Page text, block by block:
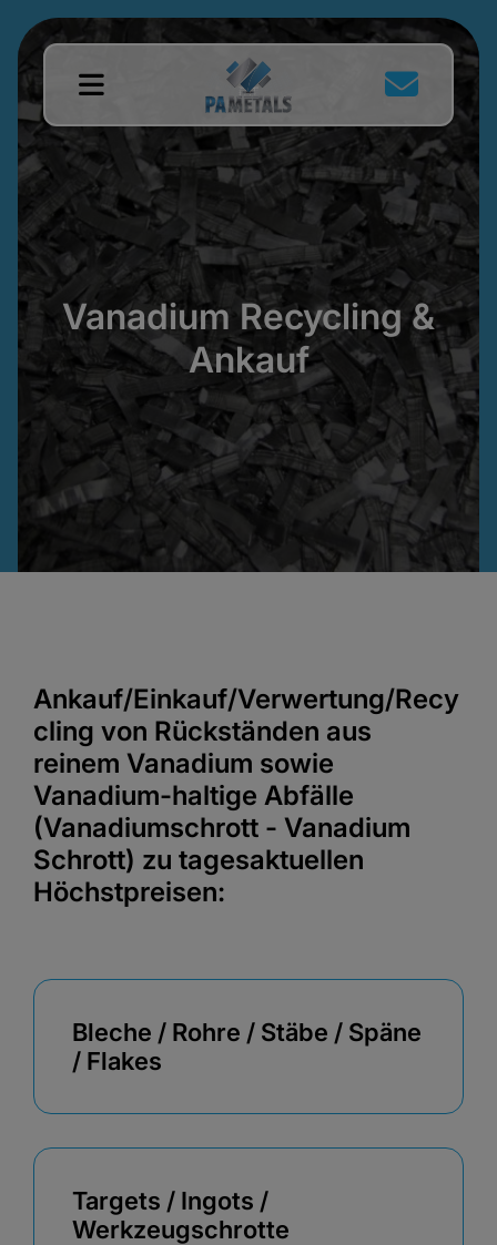
Vanadium Recycling &
Ankauf
Ankauf/Einkauf/Verwertung/Recy
cling von Rückständen aus
reinem Vanadium sowie
Vanadium-haltige Abfälle
(Vanadiumschrott - Vanadium
Schrott) zu tagesaktuellen
Höchstpreisen:
Bleche / Rohre / Stäbe / Späne
/ Flakes
Targets / Ingots /
Werkzeugschrotte